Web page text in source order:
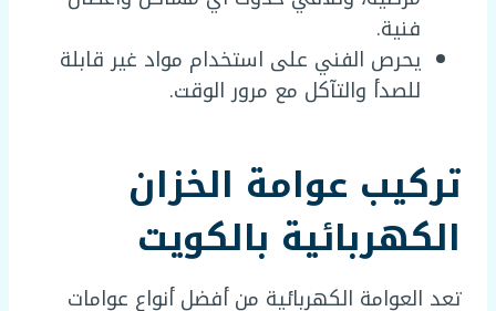
فنية.
يحرص الفني على استخدام مواد غير قابلة
للصدأ والتآكل مع مرور الوقت.
تركيب عوامة الخزان
الكهربائية بالكويت
تعد العوامة الكهربائية من أفضل أنواع عوامات